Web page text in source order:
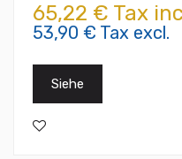
65,22 € Tax
53,90 € Tax excl.
Siehe